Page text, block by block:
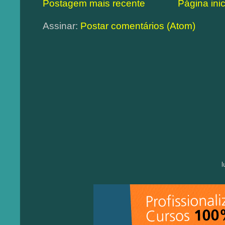
Postagem mais recente Página
Assinar: Postar comentários (Atom)